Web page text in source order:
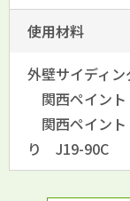
使用材料
外壁サイディン
関西ペイン
関西ペイン
り J19-90C